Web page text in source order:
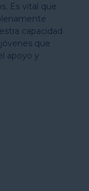
Es vital que
capacidad
que
apoyo y